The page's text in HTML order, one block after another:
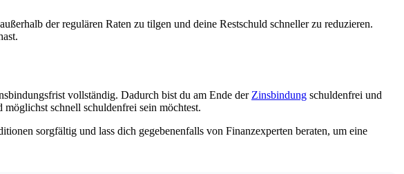
der regulären Raten zu tilgen und deine Restschuld schneller zu reduzieren.
vollständig. Dadurch bist du am Ende der Zinsbindung schuldenfrei und
schnell schuldenfrei sein möchtest.
sorgfältig und lass dich gegebenenfalls von Finanzexperten beraten, um eine